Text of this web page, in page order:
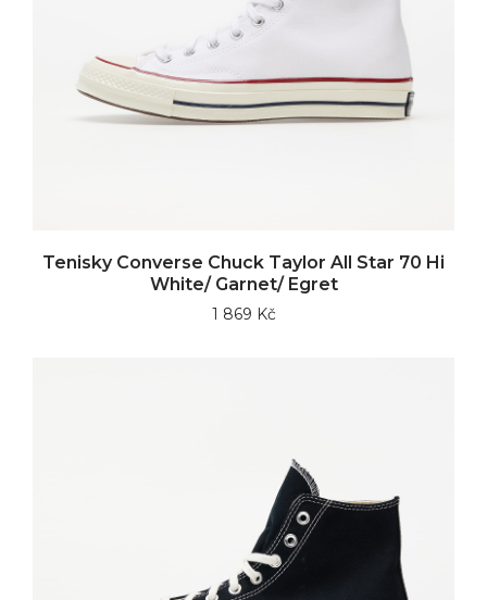
Tenisky Converse Chuck Taylor All Star 70 Hi
White/ Garnet/ Egret
1 869 Kč